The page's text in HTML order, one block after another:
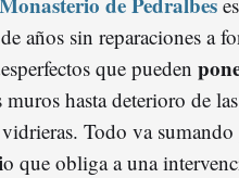
años sin reparaciones a
que pueden
muros hasta deterioro de
Todo va
o que obliga a una